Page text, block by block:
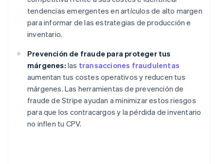
tendencias emergentes en artículos de alto margen
para informar de las estrategias de producción e
inventario.
Prevención de fraude para proteger tus
márgenes: las transacciones fraudulentas
aumentan tus costes operativos y reducen tus
márgenes. Las herramientas de prevención de
fraude de Stripe ayudan a minimizar estos riesgos
para que los contracargos y la pérdida de inventario
no inflen tu CPV.